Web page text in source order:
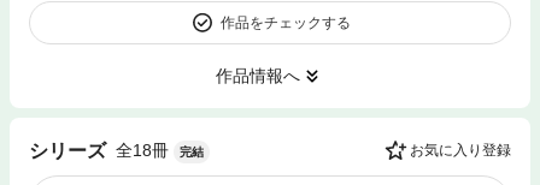
作品をチェックする
作品情報へ
シリーズ 全18冊 完結 お気に入り登録